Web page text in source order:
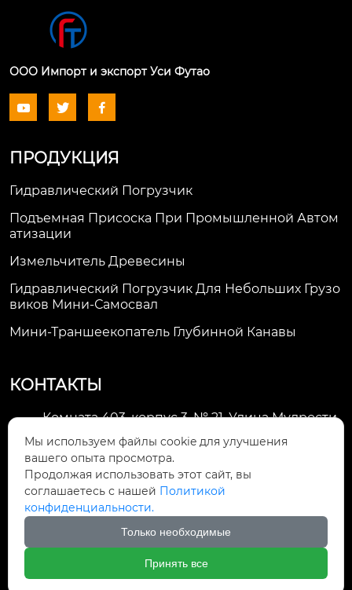
ООО Импорт и экспорт Уси Футао
  
ПРОДУКЦИЯ
Гидравлический Погрузчик
Подъемная Присоска При Промышленной Автом
Атизации
Измельчитель Древесины
Гидравлический Погрузчик Для Небольших Грузо
Виков Мини-Самосвал
Мини-Траншеекопатель Глубинной Канавы
КОНТАКТЫ
Комната 403, корпус 3, № 21, Улица Мудрости,
Зона экономического развития Хуэйшань,
город Уси
li@futaogroup.com

Мы используем файлы cookie для улучшения
вашего опыта просмотра.
Продолжая использовать этот сайт, вы
соглашаетесь с нашей Политикой
конфиденциальности.
Только необходимые
Принять все